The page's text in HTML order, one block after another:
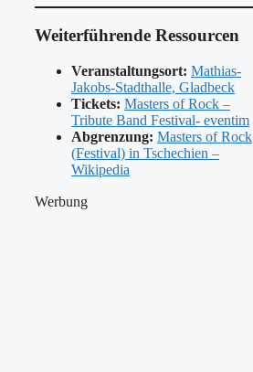
Weiterführende Ressourcen
Veranstaltungsort: Mathias-
Jakobs-Stadthalle, Gladbeck
Tickets: Masters of Rock –
Tribute Band Festival- eventim
Abgrenzung: Masters of Rock
(Festival) in Tschechien –
Wikipedia
Werbung